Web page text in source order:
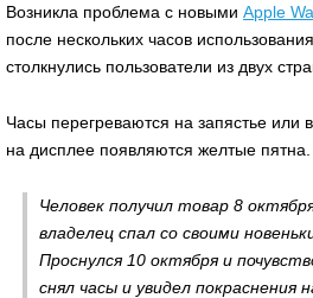
Возникла проблема с новыми Apple
после нескольких часов
столкнулись пользователи из двух
Часы перегреваются на запястье или
на дисплее появляются желтые
Человек получил товар 8
владелец спал со своими
Проснулся 10 октября и
снял часы и увидел покраснения